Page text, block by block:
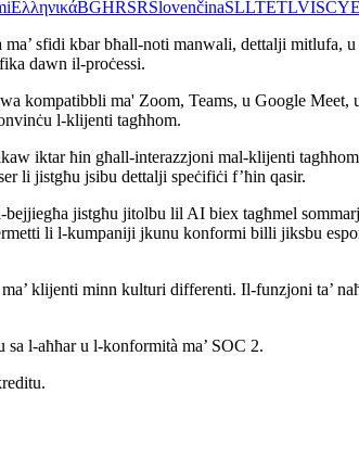
ΕλληνικάBGHRSRSlovenčinaSLLTETLVISCY
sfidi kbar bħall-noti manwali, dettalji mitlufa,
dawn il-proċessi.
kompatibbli ma' Zoom, Teams, u Google Meet,
l-klijenti tagħhom.
iktar ħin għall-interazzjoni mal-klijenti
li jistgħu jsibu dettalji speċifiċi f’ħin qasir.
jistgħu jitolbu lil AI biex tagħmel
li l-kumpaniji jkunu konformi billi jiksbu
klijenti minn kulturi differenti. Il-funzjoni ta’
l-aħħar u l-konformità ma’ SOC 2.